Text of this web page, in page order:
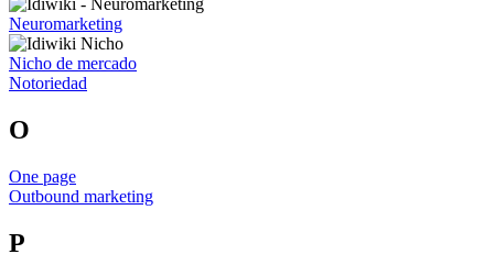
Neuromarketing
Nicho de mercado
Notoriedad
O
One page
Outbound marketing
P